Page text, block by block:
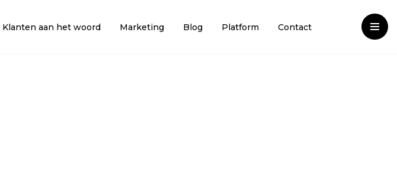
Klanten aan het woord Marketing Blog Platform Contact